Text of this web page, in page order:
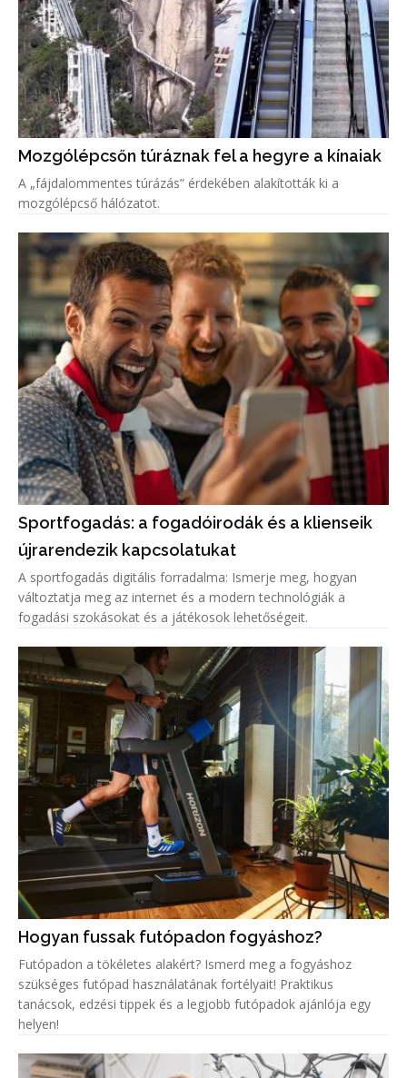
Mozgólépcsőn túráznak fel a hegyre a kínaiak
A „fájdalommentes túrázás” érdekében alakították ki a
mozgólépcső hálózatot.
Sportfogadás: a fogadóirodák és a klienseik
újrarendezik kapcsolatukat
A sportfogadás digitális forradalma: Ismerje meg, hogyan
változtatja meg az internet és a modern technológiák a
fogadási szokásokat és a játékosok lehetőségeit.
Hogyan fussak futópadon fogyáshoz?
Futópadon a tökéletes alakért? Ismerd meg a fogyáshoz
szükséges futópad használatának fortélyait! Praktikus
tanácsok, edzési tippek és a legjobb futópadok ajánlója egy
helyen!